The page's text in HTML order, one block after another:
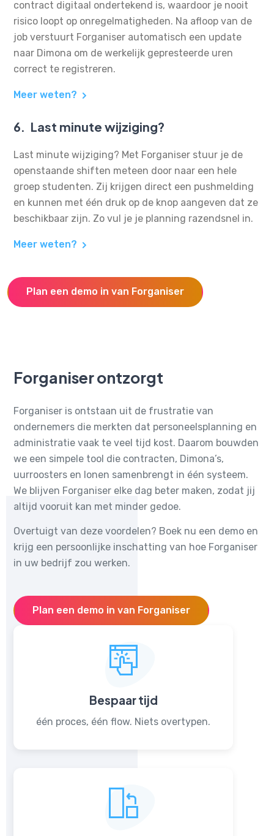
contract digitaal ondertekend is, waardoor je nooit
risico loopt op onregelmatigheden. Na afloop van de
job verstuurt Forganiser automatisch een update
naar Dimona om de werkelijk gepresteerde uren
correct te registreren.
Meer weten?
6. Last minute wijziging?
Last minute wijziging? Met Forganiser stuur je de
openstaande shiften meteen door naar een hele
groep studenten. Zij krijgen direct een pushmelding
en kunnen met één druk op de knop aangeven dat ze
beschikbaar zijn. Zo vul je je planning razendsnel in.
Meer weten?
Plan een demo in van Forganiser
Bespaar tijd
één proces, één flow. Niets overtypen.
Forganiser ontzorgt
Forganiser is ontstaan uit de frustratie van
ondernemers die merkten dat personeelsplanning en
administratie vaak te veel tijd kost. Daarom bouwden
we een simpele tool die contracten, Dimona’s,
uurroosters en lonen samenbrengt in één systeem.
We blijven Forganiser elke dag beter maken, zodat jij
altijd vooruit kan met minder gedoe.
Overtuigt van deze voordelen? Boek nu een demo en
krijg een persoonlijke inschatting van hoe Forganiser
in uw bedrijf zou werken.
Plan een demo in van Forganiser